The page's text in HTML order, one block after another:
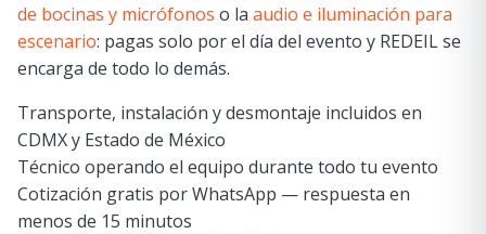
de bocinas y micrófonos o la audio e iluminación para
escenario: pagas solo por el día del evento y REDEIL se
encarga de todo lo demás.
Transporte, instalación y desmontaje incluidos en
CDMX y Estado de México
Técnico operando el equipo durante todo tu evento
Cotización gratis por WhatsApp — respuesta en
menos de 15 minutos